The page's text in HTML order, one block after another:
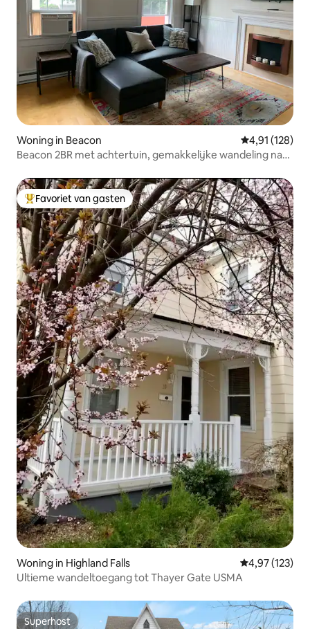
Woning in Beacon Gemiddelde
4,91 (128)
Beacon 2BR met achtertuin, gemakkelijke wandeling naar
Topfavoriet van gasten
Favoriet van gasten
Woning in Highland Falls Gemiddelde
4,97 (123)
Ultieme wandeltoegang tot Thayer Gate USMA
Superhost